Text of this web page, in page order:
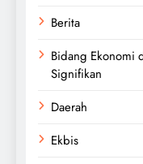
Berita
Bidang Ekonomi
Signifikan
Daerah
Ekbis